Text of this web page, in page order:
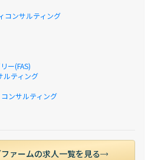
コンサルティング
ー(FAS)
ルティング
ンサルティング
ァームの求人一覧を見る